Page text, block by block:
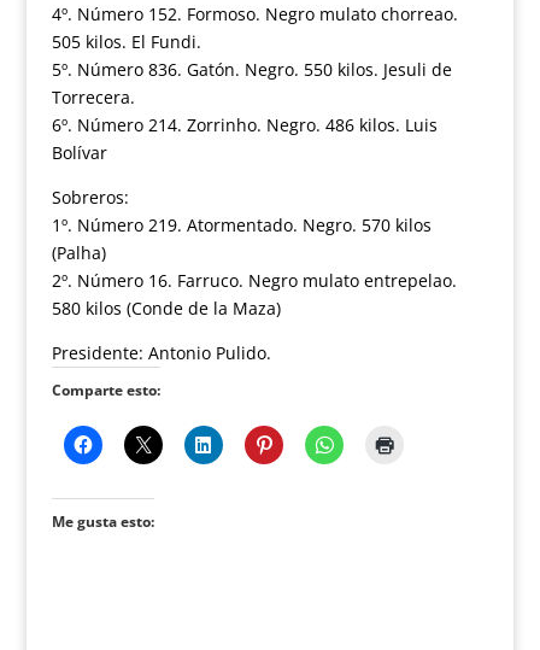
4º. Número 152. Formoso. Negro mulato chorreao.
505 kilos. El Fundi.
5º. Número 836. Gatón. Negro. 550 kilos. Jesuli de
Torrecera.
6º. Número 214. Zorrinho. Negro. 486 kilos. Luis
Bolívar
Sobreros:
1º. Número 219. Atormentado. Negro. 570 kilos
(Palha)
2º. Número 16. Farruco. Negro mulato entrepelao.
580 kilos (Conde de la Maza)
Presidente: Antonio Pulido.
Comparte esto:
Me gusta esto: